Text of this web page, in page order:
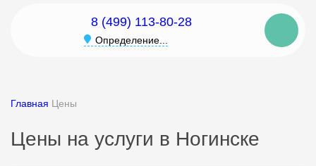
8 (499) 113-80-28
Определение...
Главная Цены
Цены на услуги в Ногинске